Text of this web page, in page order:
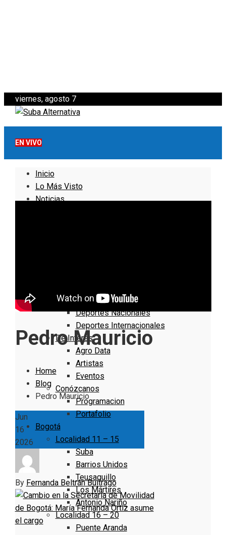
viernes, agosto 7
EN VIVO
Inicio
Lo Más Visto
Noticias
Deportes Locales
Deportes Nacionales
Deportes Internacionales
De Interés
Agro Data
Artistas
Eventos
Conózcanos
Programacion
Portafolio
Bogotá
Localidad 11 – 15
Suba
Barrios Unidos
Teusaquillo
Los Mártires
Antonio Nariño
Localidad 16 – 20
Puente Aranda
Pedro Mauricio
Home
Blog
Pedro Mauricio
Jun
16
2026
By Fernanda Beltrán Buitrago